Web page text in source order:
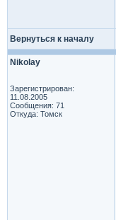
Вернуться к началу
Nikolay
Зарегистрирован:
11.08.2005
Сообщения: 71
Откуда: Томск